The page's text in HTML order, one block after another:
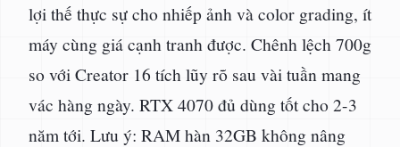
lợi thế thực sự cho nhiếp ảnh và color grading, ít
máy cùng giá cạnh tranh được. Chênh lệch 700g
so với Creator 16 tích lũy rõ sau vài tuần mang
vác hàng ngày. RTX 4070 đủ dùng tốt cho 2-3
năm tới. Lưu ý: RAM hàn 32GB không nâng